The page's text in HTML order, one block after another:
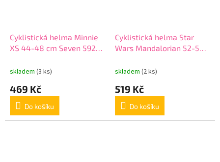
Cyklistická helma Minnie
XS 44-48 cm Seven 59281
skladem (3 ks)
469 Kč
Do košíku
Cyklistická helma Star
Wars Mandalorian 52-56
skladem (2 ks)
519 Kč
Do košíku